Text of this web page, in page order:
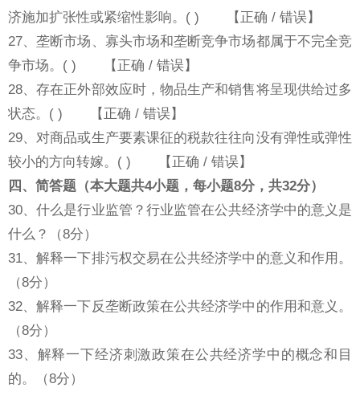
济施加扩张性或紧缩性影响。( ) 【正确 / 错误】
27、垄断市场、寡头市场和垄断竞争市场都属于不完全竞
争市场。( ) 【正确 / 错误】
28、存在正外部效应时，物品生产和销售将呈现供给过多
状态。( ) 【正确 / 错误】
29、对商品或生产要素课征的税款往往向没有弹性或弹性
较小的方向转嫁。( ) 【正确 / 错误】
四、简答题（本大题共4小题，每小题8分，共32分）
30、什么是行业监管？行业监管在公共经济学中的意义是
什么？（8分）
31、解释一下排污权交易在公共经济学中的意义和作用。
（8分）
32、解释一下反垄断政策在公共经济学中的作用和意义。
（8分）
33、解释一下经济刺激政策在公共经济学中的概念和目
的。（8分）